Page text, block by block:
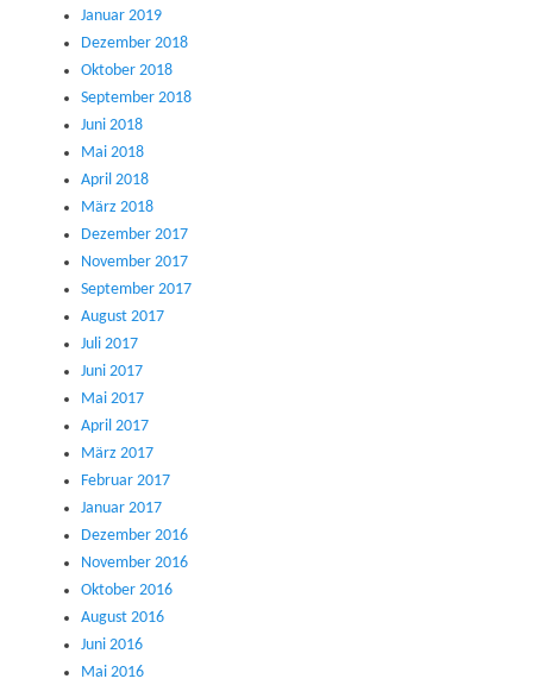
Januar 2019
Dezember 2018
Oktober 2018
September 2018
Juni 2018
Mai 2018
April 2018
März 2018
Dezember 2017
November 2017
September 2017
August 2017
Juli 2017
Juni 2017
Mai 2017
April 2017
März 2017
Februar 2017
Januar 2017
Dezember 2016
November 2016
Oktober 2016
August 2016
Juni 2016
Mai 2016